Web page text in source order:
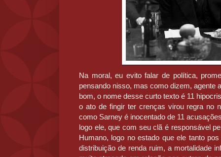
Na moral, eu evito falar de política,
pensando nisso, mas como dizem, agente
bom, o nome desse curto texto é 11
o ato de fingir ter crenças virou regra no
como Sarney é inocentado de 11
logo ele, que com seu clã é responsável
Humano, logo no estado que ele tanto
distribuição de renda ruim, a mortalidade